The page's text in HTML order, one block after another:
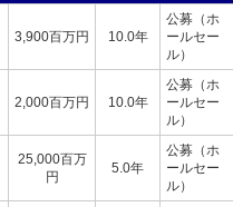
3,900百万円 10.0年
公募（ホ
ールセー
ル）
2,000百万円 10.0年
公募（ホ
ールセー
ル）
25,000百万
円
5.0年
公募（ホ
ールセー
ル）